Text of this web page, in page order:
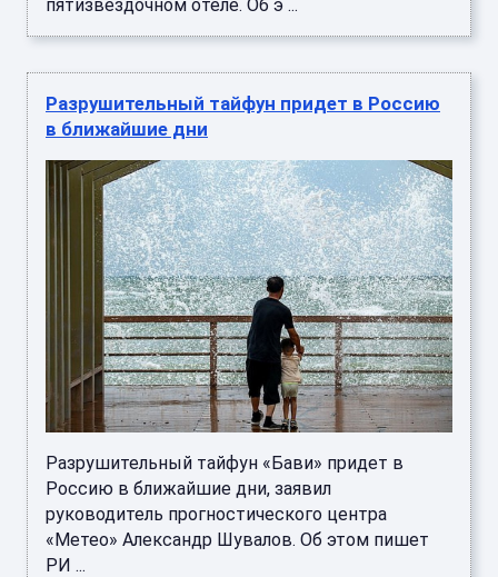
пятизвездочном отеле. Об э ...
Разрушительный тайфун придет в Россию
в ближайшие дни
Разрушительный тайфун «Бави» придет в
Россию в ближайшие дни, заявил
руководитель прогностического центра
«Метео» Александр Шувалов. Об этом пишет
РИ ...